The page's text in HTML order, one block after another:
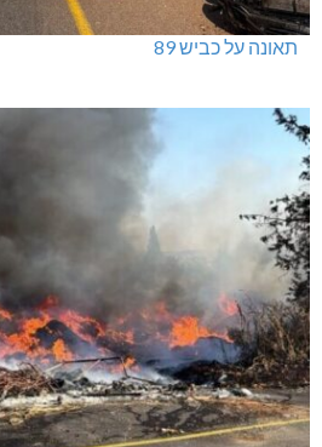
תאונה על כביש 89